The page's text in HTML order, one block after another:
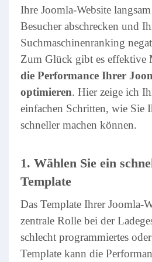
Ihre Joomla-Website
Besucher abschrecken und
Suchmaschinenranking
Zum Glück gibt es effektive
die Performance Ihrer
optimieren. Hier zeige ich
einfachen Schritten, wie Sie
schneller machen können.
1. Wählen Sie ein
Template
Das Template Ihrer Joomla-
zentrale Rolle bei der
schlecht programmiertes
Template kann die